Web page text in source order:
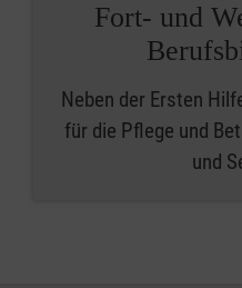
Fort- und
Neben der Ersten
für die Pflege und
und